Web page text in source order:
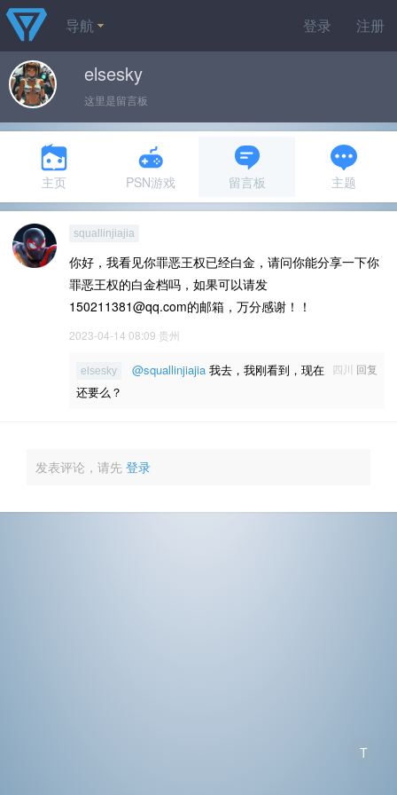
登录 注册
导航
elsesky
这里是留言板
主页 PSN游戏 留言板 主题
squallinjiajia
你好，我看见你罪恶王权已经白金，请问你能分享一下你
罪恶王权的白金档吗，如果可以请发
150211381@qq.com的邮箱，万分感谢！！
2023-04-14 08:09 贵州
四川 回复
elsesky @squallinjiajia 我去，我刚看到，现在
还要么？
发表评论，请先 登录
T